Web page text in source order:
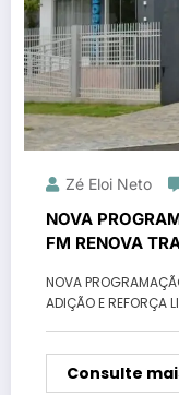
Zé Eloi Neto
NOVA
FM RENOVA
NOVA
ADIÇÃO E REFORÇA
Consulte